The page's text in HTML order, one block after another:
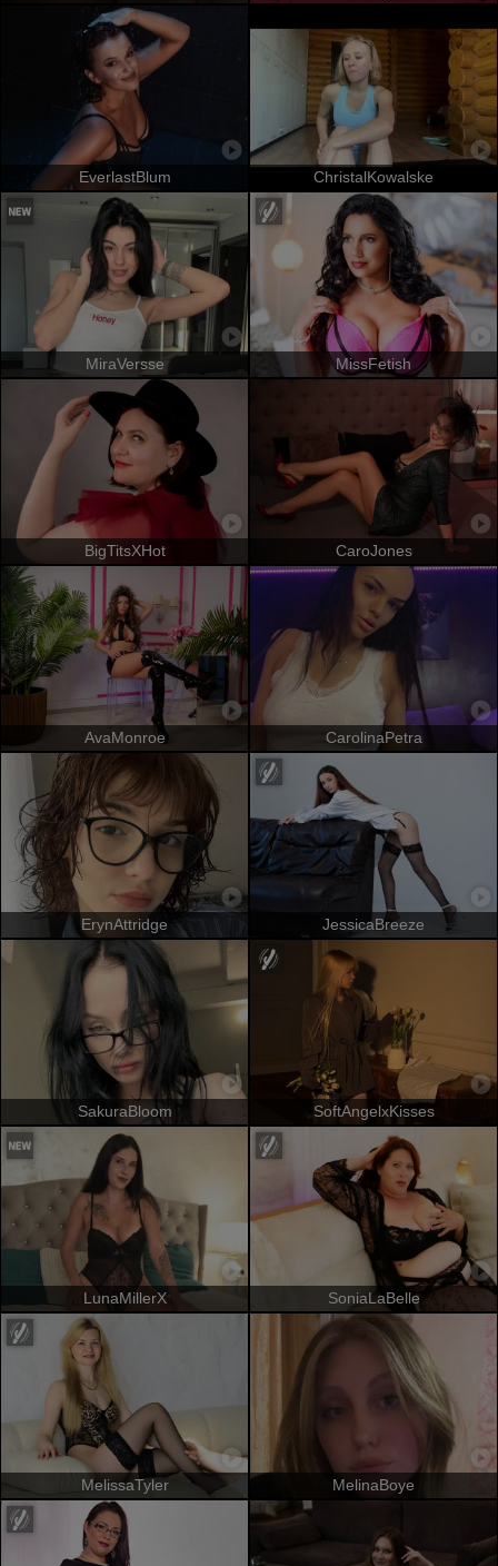
EverlastBlum ChristalKowalske
MiraVersse MissFetish
BigTitsXHot CaroJones
AvaMonroe CarolinaPetra
ErynAttridge JessicaBreeze
SakuraBloom SoftAngelxKisses
LunaMillerX SoniaLaBelle
MelissaTyler MelinaBoye